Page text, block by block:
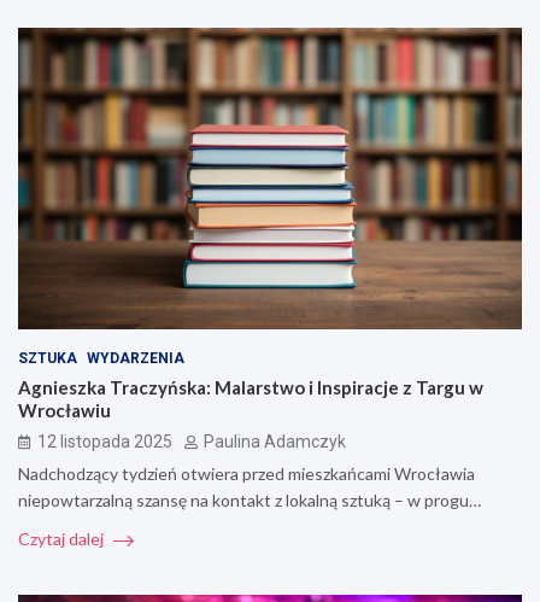
SZTUKA WYDARZENIA
Agnieszka Traczyńska: Malarstwo i Inspiracje z Targu w
Wrocławiu
12 listopada 2025 Paulina Adamczyk
Nadchodzący tydzień otwiera przed mieszkańcami Wrocławia
niepowtarzalną szansę na kontakt z lokalną sztuką – w progu…
Czytaj dalej